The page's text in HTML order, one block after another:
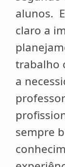
alunos.
claro a
trabalho
a
sempre